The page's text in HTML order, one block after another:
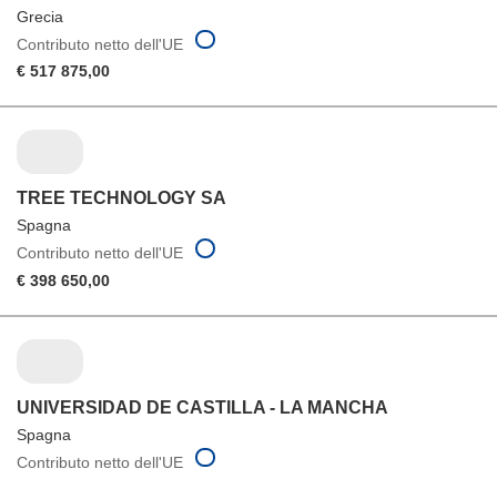
Grecia
Contributo netto dell'UE
€ 517 875,00
TREE TECHNOLOGY SA
Spagna
Contributo netto dell'UE
€ 398 650,00
UNIVERSIDAD DE CASTILLA - LA MANCHA
Spagna
Contributo netto dell'UE